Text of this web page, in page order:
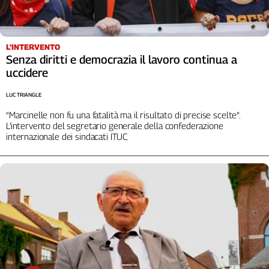
L'Italia
nel
Lavoro
Territori
Molise
Alto
Adige
Basilicata
Calabria
Emilia-
Romagna
Friuli
Venezia
Giulia
Lazio
L'INTERVENTO
Senza diritti e democrazia il lavoro continua a
uccidere
“Marcinelle non fu una fatalità ma il risultato di precise scelte”.
L’intervento del segretario generale della confederazione
internazionale dei sindacati ITUC
LUC TRIANGLE